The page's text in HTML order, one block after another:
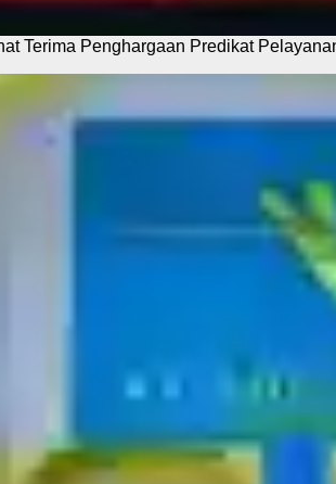
Terima Penghargaan Predikat